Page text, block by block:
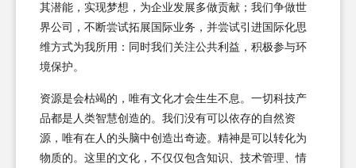
其潜能，实现梦想，为企业发展多做贡献；我们争做世
界公司，不断尝试拓展国际业务，并尝试引进国际化思
维方式为我所用：同时我们关注公共利益，积极参与环
境保护。
资源是会枯竭的，唯有文化才会生生不息。一切科技产
品都是人类智慧创造的。我们没有可以依存的自然资
源，唯有在人的头脑中创造出奇迹。精神是可以转化为
物质的。这里的文化，不仅仅包含知识、技术管理、情